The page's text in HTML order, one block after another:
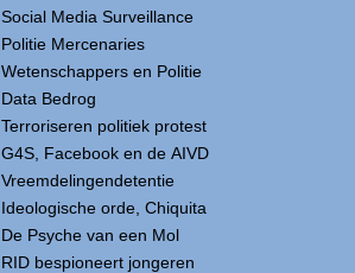
Social Media Surveillance
Politie Mercenaries
Wetenschappers en Politie
Data Bedrog
Terroriseren politiek protest
G4S, Facebook en de AIVD
Vreemdelingendetentie
Ideologische orde, Chiquita
De Psyche van een Mol
RID bespioneert jongeren